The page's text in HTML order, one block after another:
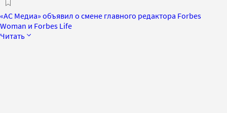
«АС Медиа» объявил о смене главного редактора Forbes
Woman и Forbes Life
Читать